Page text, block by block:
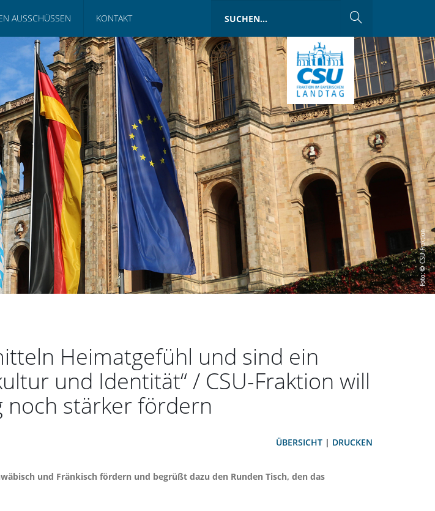
AUSSCHÜSSEN KONTAKT
Heimatgefühl und sind ein
und Identität“ / CSU-Fraktion will
noch stärker fördern
ÜBERSICHT | DRUCKEN
und Fränkisch fördern und begrüßt dazu den Runden Tisch, den das